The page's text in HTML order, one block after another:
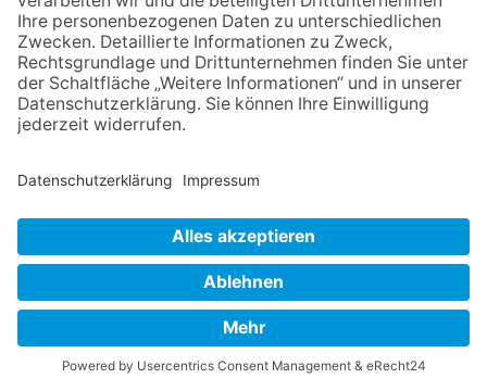
Bad Soden (es) – Wieder, bereits zum 11. Mal, hat der Verein
„Freunde der Kirchenmusik St. Katharina Bad Soden e.V.“
zu einer Chorprojektwoche eingeladen. Sechsunddreißig
Frauen und fünfzehn Männer folgten der Einladung.
Ein straffer täglicher Probenplan mit Generalprobe und